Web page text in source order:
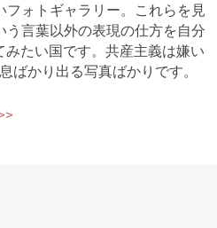
フォトギャラリー。これらを見
う言葉以外の表現の仕方を自分
たい国です。共産主義は嫌い
ばかり出る写真ばかりです。